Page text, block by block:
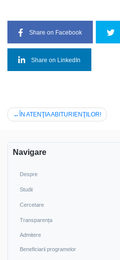
Share on Facebook
Share on LinkedIn
Navigare
ÎN ATENŢIA ABITURIENŢILOR!
Navigare
Despre
Studii
Cercetare
Transparența
Admitere
Beneficiarii programelor